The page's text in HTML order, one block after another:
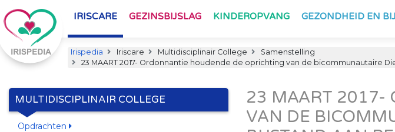
IRISCARE GEZINSBIJSLAG KINDEROPVANG GEZONDHEID EN
Irispedia Iriscare Multidisciplinair College
Samenstelling
23 MAART 2017- Ordonnantie houdende de oprichting van de bicommunautaire
MULTIDISCIPLINAIR COLLEGE
Opdrachten
23 MAART 2017-
VAN DE